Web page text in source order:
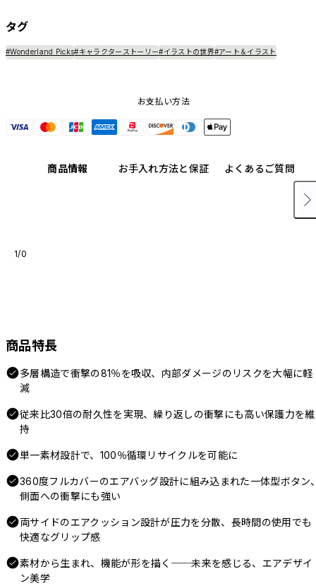
タグ
#Wonderland Picks#キャラクターストーリー#イラストの世界#アート＆イラスト
お支払い方法
商品情報 お手入れ方法と保証 よくあるご質問
1/0
商品特長
多層構造で衝撃の81％を吸収、内部ダメージのリスクを大幅に軽
減
従来比30倍の耐久性を実現、繰り返しの衝撃にも高い保護力を維
持
単一素材設計で、100％循環リサイクルを可能に
360度フルカバーのエアバッグ設計に組み込まれた一体型ボタン
側面への衝撃にも強い
両サイドのエアクッション設計が圧力を分散、長時間の使用でも
快適なグリップ感
素材から生まれ、機能が形を描く──未来を感じる、エアデザイ
ン美学